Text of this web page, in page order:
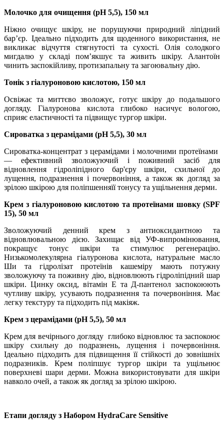
Молочко для очищення (рН 5,5), 150 мл
Ніжно очищує шкіру, не порушуючи природний ліпідний
бар’єр. Ідеально підходить для щоденного використання, не
викликає відчуття стягнутості та сухості. Олія солодкого
мигдалю у складі пом’якшує та живить шкіру. Алантоїн
чинить заспокійливу, протизапальну та загоювальну дію.
Тонік з гіалуроновою кислотою, 150 мл
Освіжає та миттєво зволожує, готує шкіру до подальшого
догляду. Гіалуронова кислота глибоко насичує вологою,
сприяє еластичності та підвищує тургор шкіри.
Сироватка з церамідами (рН 5,5), 30 мл
Сироватка-концентрат з церамідами і молочними протеїнами
— ефективний зволожуючий і поживний засіб для
відновлення гідроліпідного бар'єру шкіри, схильної до
лущення, подразнення і почервоніння, а також як догляд за
зрілою шкірою для поліпшенняїї тонусу та ущільнення дерми.
Крем з гіалуроновою кислотою та протеїнами шовку (SPF
15), 50 мл
Зволожуючий денний крем з антиоксидантною та
відновлювальною дією. Захищає від УФ-випромінювання,
покращує тонус шкіри та стимулює регенерацію.
Низькомолекулярна гіалуронова кислота, натуральне масло
Ши та гідролізат протеїнів кашеміру мають потужну
зволожуючу та поживну дію, відновлюють гідроліпідний шар
шкіри. Цинку оксид, вітамін Е та Д-пантенол заспокоюють
чутливу шкіру, усувають подразнення та почервоніння. Має
легку текстуру та підходить під макіяж.
Крем з церамідами (рН 5,5), 50 мл
Крем для вечірнього догляду глибоко відновлює та заспокоює
шкіру схильну до подразнень, лущення і почервоніння.
Ідеально підходить для підвищення її стійкості до зовнішніх
подразників. Крем поліпшує тургор шкіри та ущільнює
поверхневі шари дерми. Можна використовувати для шкіри
навколо очей, а також як догляд за зрілою шкірою.
Етапи догляду з Набором HydraCare Sensitive